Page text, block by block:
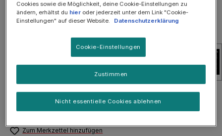
Bitte anmelden, um Preise zu sehen.
Preise exkl. MwSt. zzgl. Versandkosten
Zum Merkzettel hinzufügen
Cookies sowie die Möglichkeit, deine Cookie-Einstellungen zu
ändern, erhältst du hier oder jederzeit unter dem Link "Cookie-
Einstellungen" auf dieser Website.
Datenschutzerklärung
Cookie-Einstellungen
Nicht essentielle Cookies ablehnen
Zustimmen